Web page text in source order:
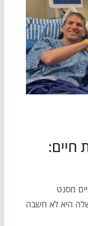
חיים:
מסנט
היא לא חשבה